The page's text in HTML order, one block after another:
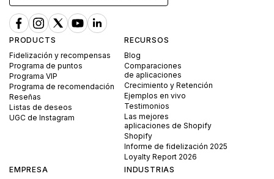
PRODUCTS
Fidelización y recompensas
Programa de puntos
Programa VIP
Programa de recomendación
Reseñas
Listas de deseos
UGC de Instagram
RECURSOS
Blog
Comparaciones
de aplicaciones
Crecimiento y Retención
Ejemplos en vivo
Testimonios
Las mejores
aplicaciones de Shopify
Shopify
Informe de fidelización 2025
Loyalty Report 2026
EMPRESA
INDUSTRIAS